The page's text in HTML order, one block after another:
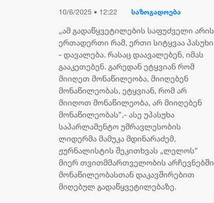
10/6/2025 • 12:22 საზოგადოება
„ამ გადაწყვეტილების საფუძველი არის
ერთადერთი რამ, ერთი სიტყვაა პასუხი
- დავალება. რასაც დაავალებენ, იმას
გააკეთებენ. გარედან ეტყვიან რომ
მიიღეთ მონაწილეობა, მიიღებენ
მონაწილეობას, ეტყვიან, რომ არ
მიიღოთ მონაწილეობა, არ მიიღებენ
მონაწილეობას“,- ასე უპასუხა
საპარლამენტო უმრავლესობის
ლიდერმა მამუკა მდინარაძემ,
ჟურნალისტის შეკითხვას „ლელოს“
მიერ თვითმმართველობის არჩევნებში
მონაწილეობასთან დაკავშირებით
მიღებულ გადაწყვეტილებაზე.